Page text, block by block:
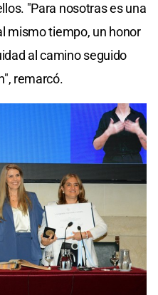
"Para nosotras es una
mismo tiempo, un honor
al camino seguido
remarcó.